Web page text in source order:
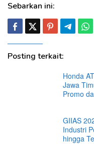
Sebarkan ini:
Posting terkait:
Honda
Jawa
Promo
GIIAS
Industri
hingga